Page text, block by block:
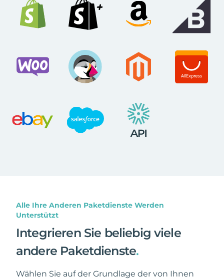
Alle Ihre Anderen Paketdienste Werden
Unterstützt
Integrieren Sie beliebig viele
andere Paketdienste.
Wählen Sie auf der Grundlage der von Ihnen